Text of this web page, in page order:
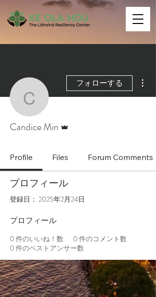
Candice Min
フォローする
Candice Min
Profile Files Forum Comments
プロフィール
登録日： 2025年2月24日
プロフィール
0 件のいいね！数 0 件のコメント数
0 件のベストアンサー数